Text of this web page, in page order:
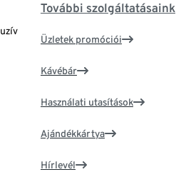
További szolgáltatásaink
Üzletek promóciói
Kávébár
Használati utasítások
Ajándékkártya
Hírlevél